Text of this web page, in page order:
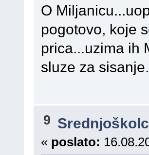
O
pogotovo, koje
prica...uzima ih
sluze za
9
« poslato: